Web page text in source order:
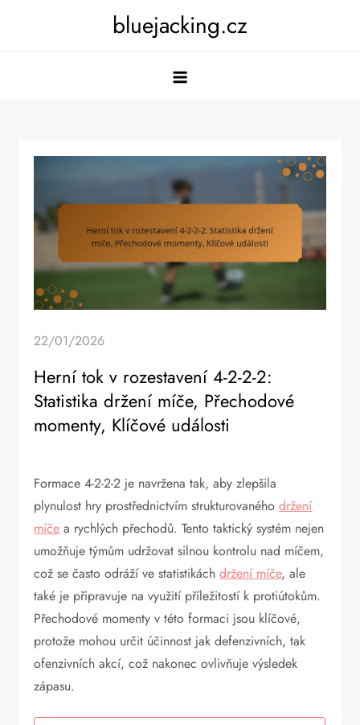
bluejacking.cz
22/01/2026
Herní tok v rozestavení 4-2-2-2:
Statistika držení míče, Přechodové
momenty, Klíčové události
Formace 4-2-2-2 je navržena tak, aby zlepšila
plynulost hry prostřednictvím strukturovanéhodržení
míče a rychlých přechodů. Tento taktický systém nejen
umožňuje týmům udržovat silnou kontrolu nad míčem,
což se často odráží ve statistikáchdržení míče, ale
také je připravuje na využití příležitostí k protiútokům.
Přechodové momenty v této formaci jsou klíčové,
protože mohou určit účinnost jak defenzivních, tak
ofenzivních akcí, což nakonec ovlivňuje výsledek
zápasu.